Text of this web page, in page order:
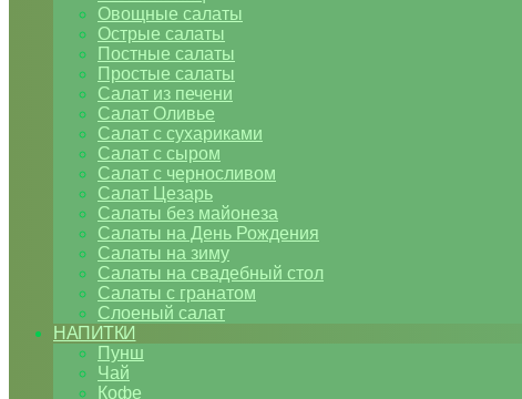
Овощные салаты
Острые салаты
Постные салаты
Простые салаты
Салат из печени
Салат Оливье
Салат с сухариками
Салат с сыром
Салат с черносливом
Салат Цезарь
Салаты без майонеза
Салаты на День Рождения
Салаты на зиму
Салаты на свадебный стол
Салаты с гранатом
Слоеный салат
НАПИТКИ
Пунш
Чай
Кофе